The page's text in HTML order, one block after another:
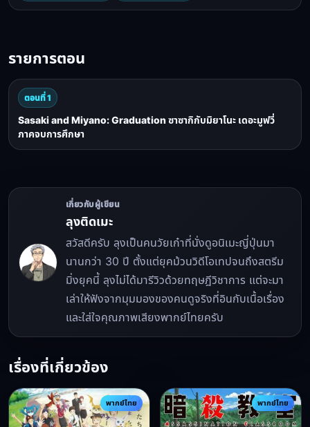
รายการตอน
ตอนที่ 1
Sasaki and Miyano: Graduation ซาซากิกับมิยาโนะ เดอะมูฟวี่
ภาคจบการศึกษา
เกี่ยวกับผู้เขียน
ลุงติดเมะ
สวัสดีครับ ลุงเป็นคนวัยเก๋าที่นั่งดูอนิเมะญี่ปุ่นมา
นานกว่า 30 ปี ตั้งแต่ยุคม้วนวิดีโอเทปจนถึงสตรีม
มิ่งยุคนี้ ลุงไม่ได้มารีวิวด้วยทฤษฎีวิชาการ แต่จะมา
เล่าให้ฟังจากมุมมองของคนดูจริงที่อินกับเนื้อเรื่อง
และใส่ใจคุณภาพเสียงพากย์ไทยครับ
เรื่องที่เกี่ยวข้อง
พากย์ไทย พากย์ไทย